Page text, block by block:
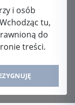
i osób
tu,
do
treści.